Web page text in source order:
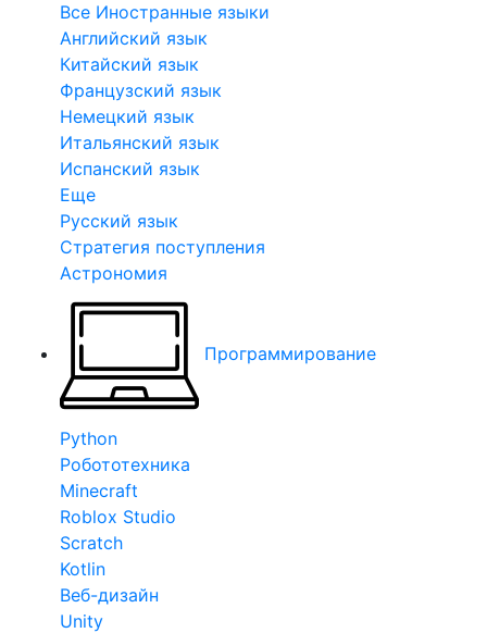
Все Иностранные языки
Английский язык
Китайский язык
Французский язык
Немецкий язык
Итальянский язык
Испанский язык
Еще
Русский язык
Стратегия поступления
Астрономия
Программирование
Python
Робототехника
Minecraft
Roblox Studio
Scratch
Kotlin
Веб-дизайн
Unity